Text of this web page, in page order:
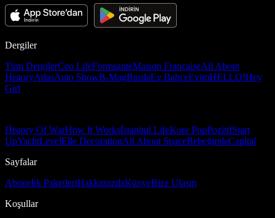
Dergiler
Tüm DergilerCeo LifeFormsanteMaison FrançaiseAll About
HistoryAtlasAuto ShowB-MagBurdaEv BahçeEvimHELLO!Hey
Girl
History Of WarHow It Worksİstanbul LifeKore PopPozitifStart
UpYachtLevelElle DecorationAll About SpaceBebeğimleCapital
Sayfalar
Abonelik PaketleriHakkımızdaKünyeBize Ulaşın
Koşullar